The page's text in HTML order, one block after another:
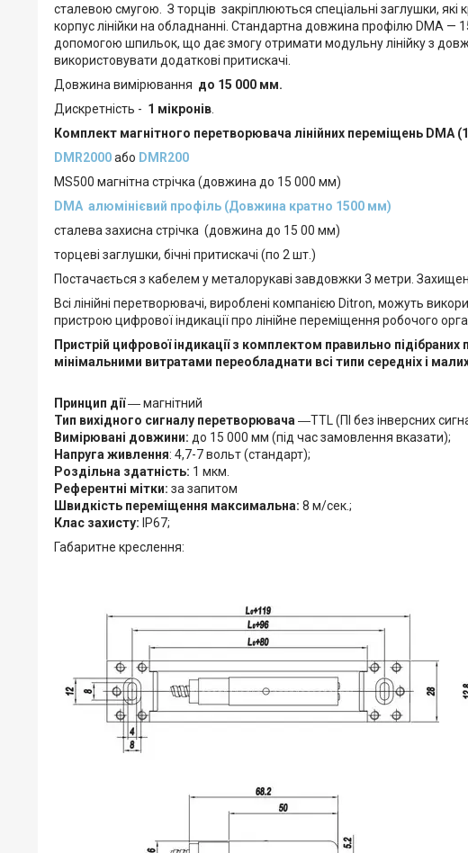
сталевою смугою. З торців закріплюються спеціальні заглушки, які
корпус лінійки на обладнанні. Стандартна довжина профілю DMA
допомогою шпильок, що дає змогу отримати модульну лінійку з
використовувати додаткові притискачі.
Довжина вимірювання до 15 000 мм.
Дискретність - 1 мікронів
Комплект магнітного перетворювача лінійних переміщень DMA
DMR2000або DMR200
MS500 магнітна стрічка (довжина до 15 000 мм)
DMA алюмінієвий профіль (Довжина кратно 1500 мм)
сталева захисна стрічка (довжина до 15 00 мм)
торцеві заглушки, бічні притискачі (по 2 шт.)
Постачається з кабелем у металорукаві завдовжки 3 метри.
Всі лінійні перетворювачі, вироблені компанією Ditron, можуть
пристрою цифрової індикації про лінійне переміщення робочого
Пристрій цифрової індикації з комплектом правильно
мінімальними витратами переобладнати всі типи середніх і
Принцип дії― магнітний
Тип вихідного сигналу перетворювача ―TTL (ПІ без інверсних
Вимірювані довжини: до 15 000 мм (під час замовлення вказати);
Напруга живлення: 4,7-7 вольт (стандарт);
Роздільна здатність: 1 мкм.
Референтні мітки: за запитом
Швидкість переміщення максимальна: 8 м/сек.;
Клас захисту: IP67;
Габаритне креслення: